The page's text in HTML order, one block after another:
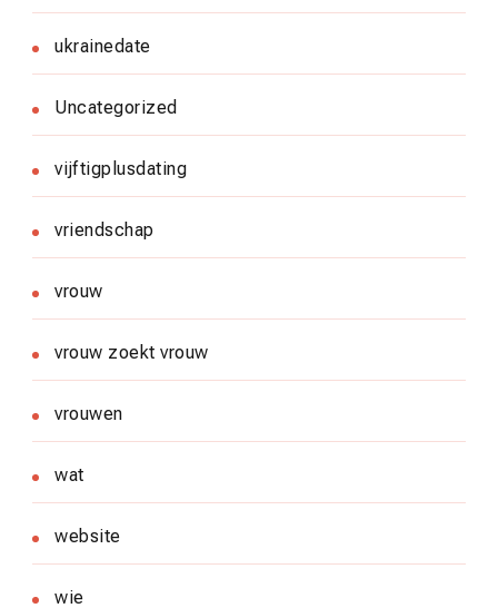
ukrainedate
Uncategorized
vijftigplusdating
vriendschap
vrouw
vrouw zoekt vrouw
vrouwen
wat
website
wie